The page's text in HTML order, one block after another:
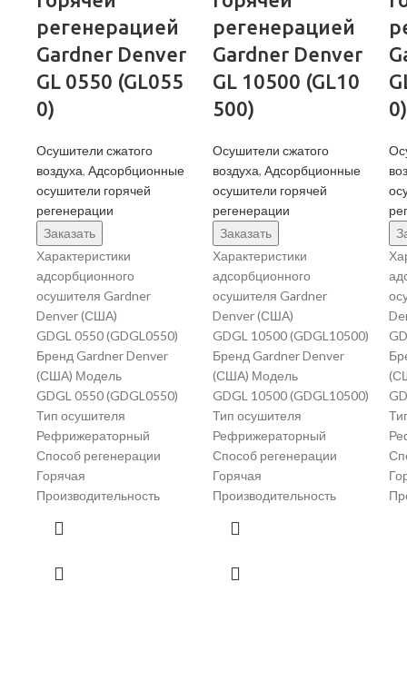
регенерацией
Gardner Denver
GL 0550 (GL055
0)
Осушители сжатого
воздуха, Адсорбционные
осушители горячей
регенерации
Заказать
Характеристики
адсорбционного
осушителя Gardner
Denver (США)
GDGL 0550 (GDGL0550)
Бренд Gardner Denver
(США) Модель
GDGL 0550 (GDGL0550)
Тип осушителя
Рефрижераторный
Способ регенерации
Горячая
Производительность
регенерацией
Gardner Denver
GL 10500 (GL10
500)
Осушители сжатого
воздуха, Адсорбционные
осушители горячей
регенерации
Заказать
Характеристики
адсорбционного
осушителя Gardner
Denver (США)
GDGL 10500 (GDGL10500)
Бренд Gardner Denver
(США) Модель
GDGL 10500 (GDGL10500)
Тип осушителя
Рефрижераторный
Способ регенерации
Горячая
Производительность
0)